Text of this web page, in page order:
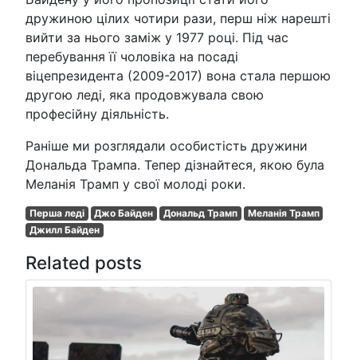
дружиною цілих чотири рази, перш ніж нарешті
вийти за нього заміж у 1977 році. Під час
перебування її чоловіка на посаді
віцепрезидента (2009-2017) вона стала першою
другою леді, яка продовжувала свою
професійну діяльність.
Раніше ми розглядали особистість дружини
Дональда Трампа. Тепер дізнайтеся, якою була
Меланія Трамп у свої молоді роки.
Перша леді Джо Байден Дональд Трамп
Меланія Трамп
Джилл Байден
Related posts